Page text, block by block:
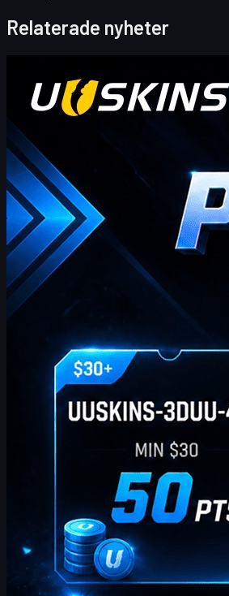
Relaterade nyheter
Hej CS2-handlare! Välkommen till
bonusblogg!
där du hittar de senaste och mest
presentpunktskoderna för denna vecka.
varje vecka för att ge dig extra
beställning uppfyller motsvarande belopp
koderna nedan för att lösa in poäng och
favorit-CS2-skins i butiken!
april 20, 2026